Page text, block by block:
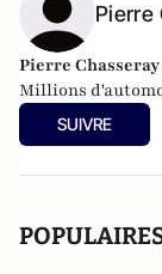
Pierre
Pierre Chasseray
Millions
SUIVRE